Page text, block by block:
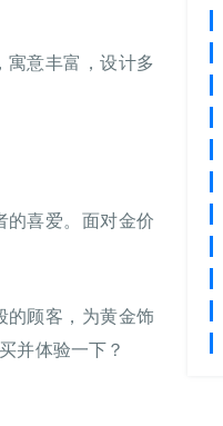
意丰富，设计多
喜爱。面对金价
顾客，为黄金饰
并体验一下？